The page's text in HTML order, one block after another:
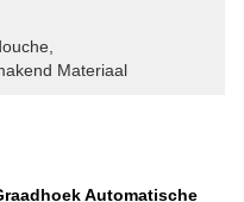
Materiaal
Automatische